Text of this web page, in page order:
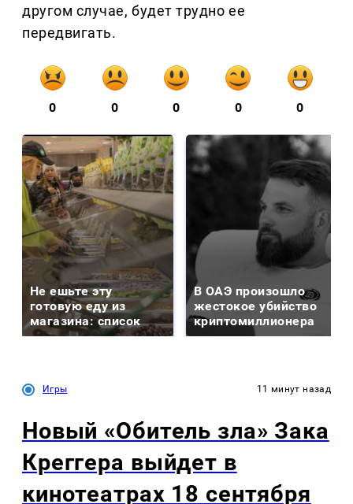
другом случае, будет трудно ее
передвигать.
0 0 0 0 0
Не ешьте эту
готовую еду из
магазина: список
В ОАЭ произошло
жестокое убийство
криптомиллионера
Игры 11 минут назад
Новый «Обитель зла» Зака
Креггера выйдет в
кинотеатрах 18 сентября